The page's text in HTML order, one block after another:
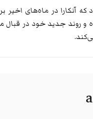
که آنکارا در ماه‌های
و روند جدید خود در